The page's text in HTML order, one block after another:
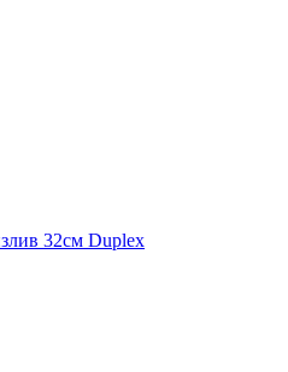
32см Duplex